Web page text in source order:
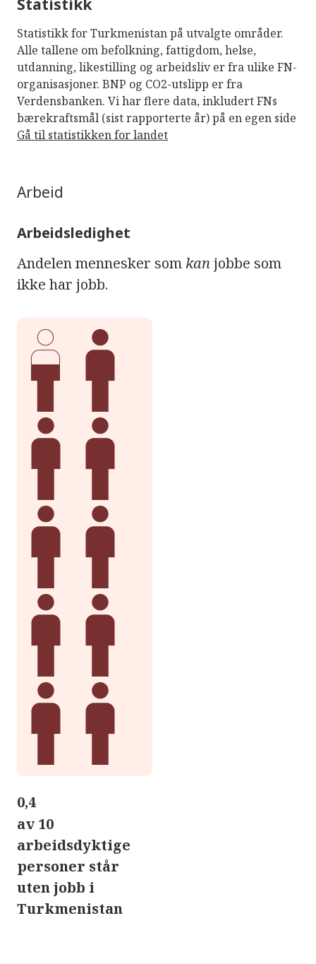
Statistikk
Statistikk for Turkmenistan på utvalgte områder.
Alle tallene om befolkning, fattigdom, helse,
utdanning, likestilling og arbeidsliv er fra ulike FN-
organisasjoner. BNP og CO2-utslipp er fra
Verdensbanken. Vi har flere data, inkludert FNs
bærekraftsmål (sist rapporterte år) på en egen side
Gå til statistikken for landet
Arbeid
Arbeidsledighet
Andelen mennesker som kanjobbe som
ikke har jobb.
0,4
av 10
arbeidsdyktige
personer står
uten jobb i
Turkmenistan